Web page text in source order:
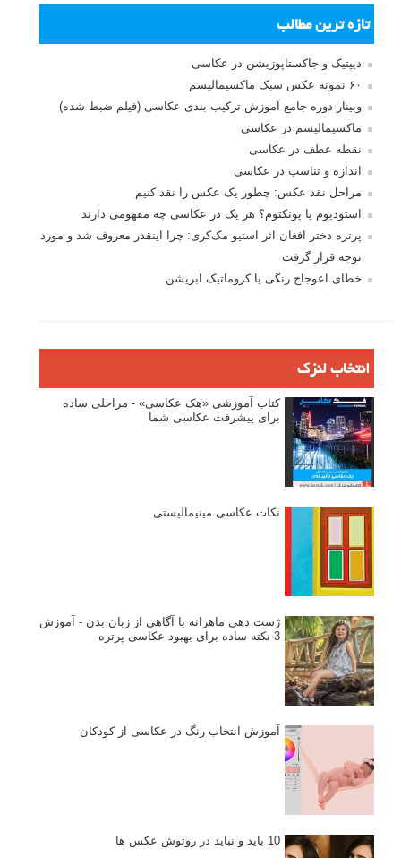
تازه ترین مطالب
دیپتیک و جاکستا‌پوزیشن در عکاسی
۶۰ نمونه عکس سبک ماکسیمالیسم
وبینار دوره جامع آموزش ترکیب بندی عکاسی (فیلم ضبط شده)
ماکسیمالیسم در عکاسی
نقطه عطف در عکاسی
اندازه و تناسب در عکاسی
مراحل نقد عکس: چطور یک عکس را نقد کنیم
استودیوم یا پونکتوم؟ هر یک در عکاسی چه مفهومی دارند
پرتره دختر افغان اثر استیو مک‌کری: چرا اینقدر معروف شد و مورد
توجه قرار گرفت
خطای اعوجاج رنگی یا کروماتیک ابریشن
انتخاب لنزک
کتاب آموزشی «هک عکاسی» - مراحلی ساده
برای پیشرفت عکاسی شما
نکات عکاسی مینیمالیستی
ژست دهی ماهرانه با آگاهی از زبان بدن - آموزش
3 نکته ساده برای بهبود عکاسی پرتره
آموزش انتخاب رنگ در عکاسی از کودکان
10 باید و نباید در روتوش عکس ها